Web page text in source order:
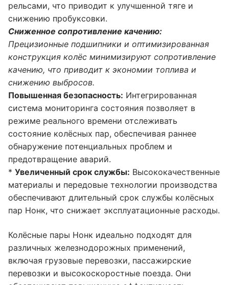
рельсами, что приводит к улучшенной тяге и
снижению пробуксовки.
Сниженное сопротивление качению:
Прецизионные подшипники и оптимизированная
конструкция колёс минимизируют сопротивление
качению, что приводит к экономии топлива и
снижению выбросов.
Повышенная безопасность: Интегрированная
система мониторинга состояния позволяет в
режиме реального времени отслеживать
состояние колёсных пар, обеспечивая раннее
обнаружение потенциальных проблем и
предотвращение аварий.
* Увеличенный срок службы: Высококачественные
материалы и передовые технологии производства
обеспечивают длительный срок службы колёсных
пар Нонк, что снижает эксплуатационные расходы.
Колёсные пары Нонк идеально подходят для
различных железнодорожных применений,
включая грузовые перевозки, пассажирские
перевозки и высокоскоростные поезда. Они